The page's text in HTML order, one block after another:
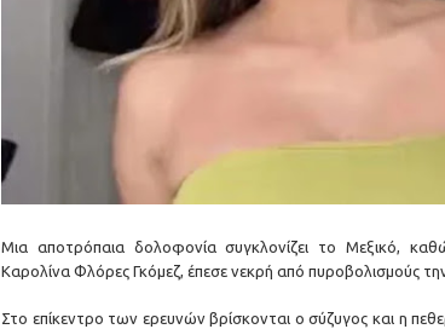
Μια αποτρόπαια δολοφονία συγκλονίζει το Μεξικό,
Καρολίνα Φλόρες Γκόμεζ, έπεσε νεκρή από πυροβολισμούς
Στο επίκεντρο των ερευνών βρίσκονται ο σύζυγος και η